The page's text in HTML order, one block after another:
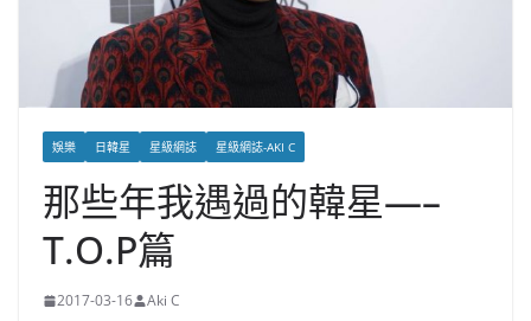
娛樂 日韓星 星級網誌 星級網誌-AKI C
那些年我遇過的韓星—–
T.O.P篇
2017-03-16 Aki C